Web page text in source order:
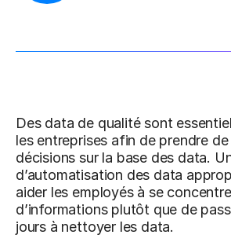
Des data de qualité sont
les entreprises afin de prendre
décisions sur la base des data.
d’automatisation des data
aider les employés à se
d’informations plutôt que de
jours à nettoyer les data.